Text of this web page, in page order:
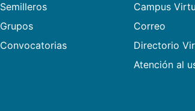
Semilleros
Grupos
Convocatorias
Campus
Correo
Directorio
Atención al